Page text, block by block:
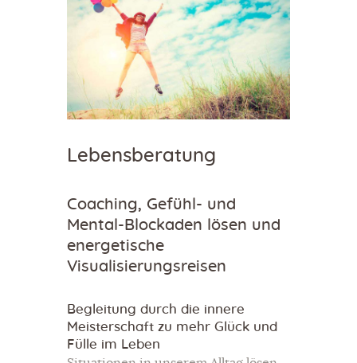
Heilmethoden
Agenda
Kontakt
Shop
Lebensberatung
Coaching, Gefühl- und
Mental-Blockaden lösen und
energetische
Visualisierungsreisen
Begleitung durch die innere
Meisterschaft zu mehr Glück und
Fülle im Leben